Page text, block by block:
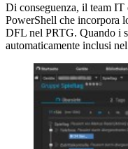
Di conseguenza, il team
PowerShell che incorpora
DFL nel PRTG. Quando i
automaticamente inclusi